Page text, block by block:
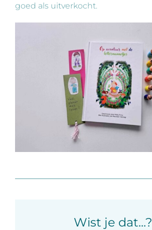
goed als uitverkocht.
Wist je dat...?